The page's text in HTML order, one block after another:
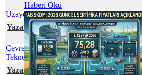
Haberi Oku
Uzaydaki Atıklarla Başa Çıkmak
Yazar Tuğba KAKTİMUR
Çevre Mühendisliğinde Dijital İkiz
Teknolojileri: Sürdürülebilir Proses
Yazar Rahşan BUKNİ ULUS